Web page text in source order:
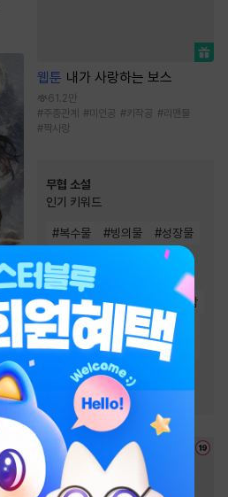
웹툰 내가 사랑하는 보스
61.2만
#주종관계 #미인공 #키작공 #리맨물
#짝사랑
무협 소설
인기 키워드
#복수물 #빙의물 #성장물
#비장함
#정파 #검객/무사
통쾌함
#먼치킨 잔잔함
회귀물
#사이다물 환생물 #천마
생존물 #마교
귀환물